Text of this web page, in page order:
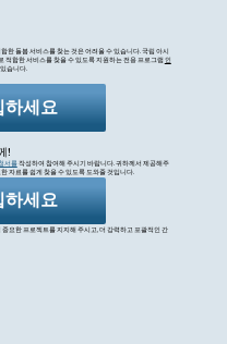
한 돌봄 서비스를 찾는 것은 어려울 수 있습니다. 국립 아시
적합한 서비스를 찾을 수 있도록 지원하는 전용 프로그램 인
습니다.
하세요
!
서를작성하여 참여해 주시기 바랍니다. 귀하께서 제공해주
자료를 쉽게 찾을 수 있도록 도와줄 것입니다.
하세요
요한 프로젝트를 지지해 주시고, 더 강력하고 포괄적인 간